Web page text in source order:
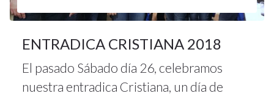
ENTRADICA CRISTIANA 2018
El pasado Sábado día 26, celebramos
nuestra entradica Cristiana, un día de